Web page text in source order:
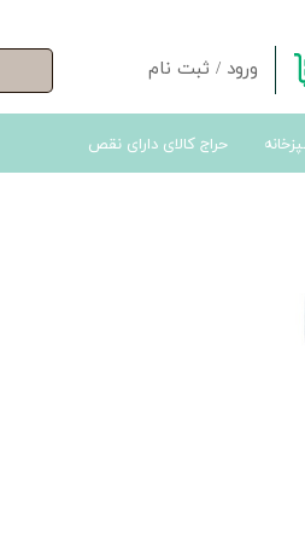
ورود / ثبت نام
تغییر گذر واژه
حراج کالای دارای نقص